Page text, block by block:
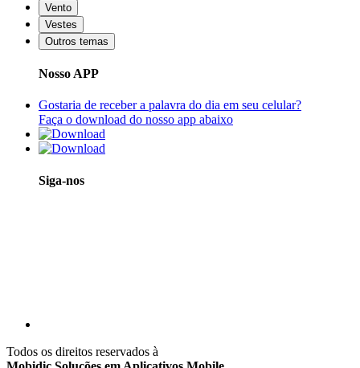
Vento
Vestes
Outros temas
Nosso APP
Gostaria de receber a palavra do dia em seu celular?
Faça o download do nosso app abaixo
Siga-nos
Todos os direitos reservados à